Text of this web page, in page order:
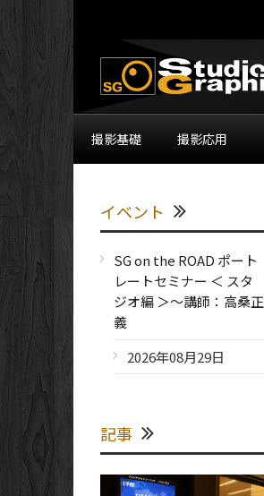
撮影基礎 撮影応用
イベント
SG on the ROAD ポート
レートセミナー ＜ スタ
ジオ編 ＞～講師：高桑正
義
2026年08月29日
記事